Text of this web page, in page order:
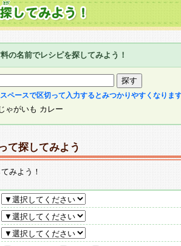
の名前でレシピを探してみよう！
ペースで区切って入力するとみつかりやすくなりま
いも カレー
て探してみよう
みよう！